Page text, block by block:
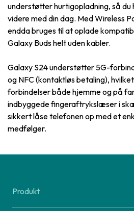
understøtter hurtigopladning, så du
videre med din dag. Med Wireless
endda bruges til at oplade
Galaxy Buds helt uden kabler.
Galaxy S24 understøtter 5G-
og NFC (kontaktløs betaling),
forbindelser både hjemme og på
indbyggede fingeraftrykslæser i
sikkert låse telefonen op med et
medfølger.
Produkt